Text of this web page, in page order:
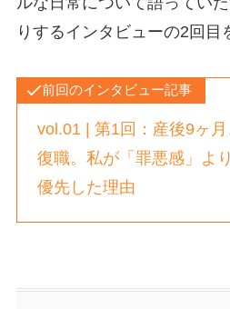
りするインタビューの2回目
前回のインタビュー記事
vol.01 | 第1回：産後9ヶ
復職。私が「罪悪感」よ
優先した理由